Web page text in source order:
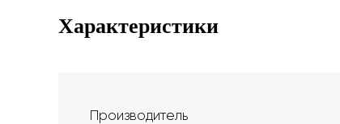
Характеристики
Производитель